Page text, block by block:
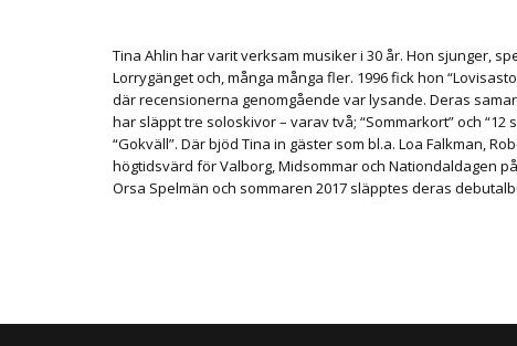
Tina Ahlin har varit verksam musiker i 30 år. Hon sjunger,
Lorrygänget och, många många fler. 1996 fick hon
där recensionerna genomgående var lysande. Deras
har släppt tre soloskivor – varav två; “Sommarkort” och
“Gokväll”. Där bjöd Tina in gäster som bl.a. Loa Falkman,
högtidsvärd för Valborg, Midsommar och Nationdaldagen
Orsa Spelmän och sommaren 2017 släpptes deras